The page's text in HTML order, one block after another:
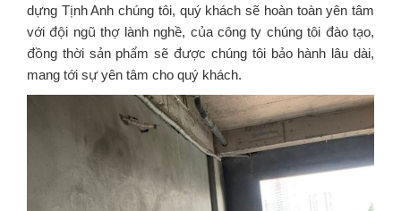
dựng Tịnh Anh chúng tôi, quý khách sẽ hoàn toàn yên tâm
với đội ngũ thợ lành nghề, của công ty chúng tôi đào tạo,
đồng thời sản phẩm sẽ được chúng tôi bảo hành lâu dài,
mang tới sự yên tâm cho quý khách.